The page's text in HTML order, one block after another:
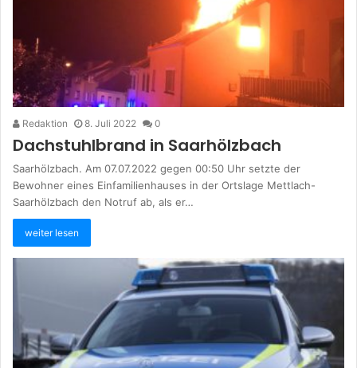
Redaktion 8. Juli 2022 0
Dachstuhlbrand in Saarhölzbach
Saarhölzbach. Am 07.07.2022 gegen 00:50 Uhr setzte der
Bewohner eines Einfamilienhauses in der Ortslage Mettlach-
Saarhölzbach den Notruf ab, als er…
weiter lesen